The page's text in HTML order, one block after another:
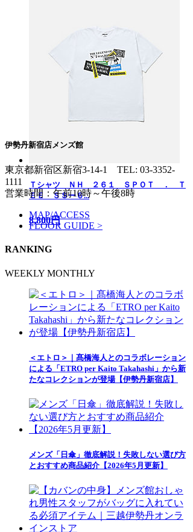
Ｔシャツ ＮＨ ２６１ ＳＰＯＴ ． Ｔ
ＥＥ ＳＳー６...
8,800円
伊勢丹新宿店メンズ館
東京都新宿区新宿3-14-1 TEL: 03-3352-
1111
営業時間：午前10時～午後8時
MAP/ACCESS
FLOOR GUIDE >
RANKING
WEEKLY MONTHLY
＜エトロ＞｜髙橋海人とのコラボレーション
による「ETRO per Kaito Takahashi」から新
たなコレクションが登場【伊勢丹新宿店】
メンズ「日傘」徹底解説！失敗しない選び方
とおすすめ商品紹介【2026年5月更新】